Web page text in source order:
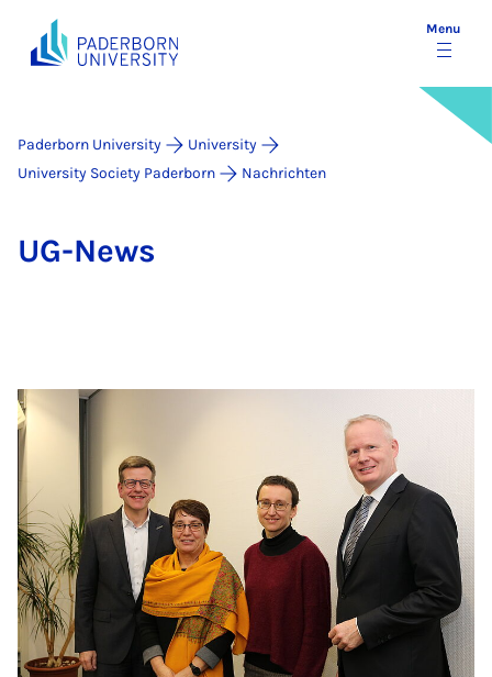
Menu
Paderborn University
University
University Society Paderborn
Nachrichten
UG-News